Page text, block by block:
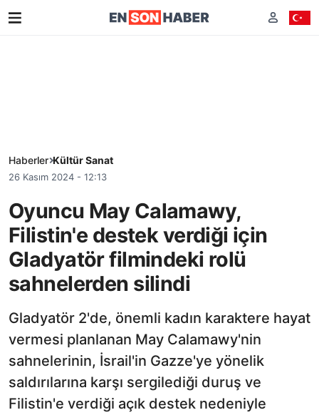
Haberler Kültür Sanat
26 Kasım 2024 - 12:13
Oyuncu May Calamawy,
Filistin'e destek verdiği için
Gladyatör filmindeki rolü
sahnelerden silindi
Gladyatör 2'de, önemli kadın karaktere hayat
vermesi planlanan May Calamawy'nin
sahnelerinin, İsrail'in Gazze'ye yönelik
saldırılarına karşı sergilediği duruş ve
Filistin'e verdiği açık destek nedeniyle